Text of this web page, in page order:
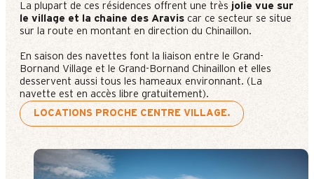
La plupart de ces résidences offrent une très jolie vue sur
le village et la chaine des Aravis car ce secteur se situe
sur la route en montant en direction du Chinaillon.
En saison des navettes font la liaison entre le Grand-
Bornand Village et le Grand-Bornand Chinaillon et elles
desservent aussi tous les hameaux environnant. (La
navette est en accès libre gratuitement).
LOCATIONS PROCHE CENTRE VILLAGE.